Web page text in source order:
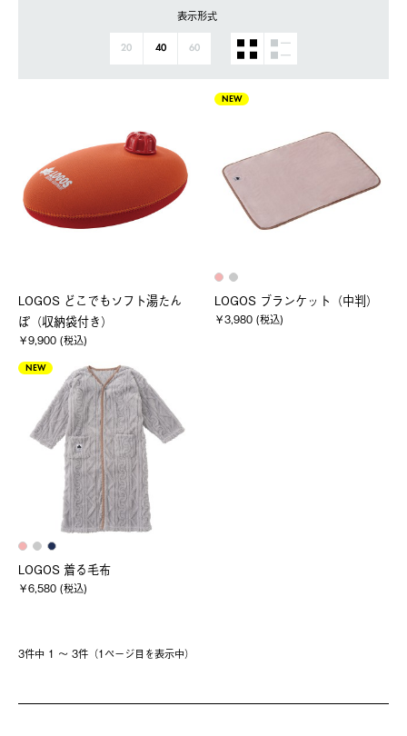
表示形式
20 40 60
LOGOS どこでもソフト湯たん
ぽ（収納袋付き）
￥9,900 (税込)
NEW
LOGOS ブランケット（中判）
￥3,980 (税込)
NEW
LOGOS 着る毛布
￥6,580 (税込)
3件中 1 〜 3件（1ページ⽬を表⽰中）